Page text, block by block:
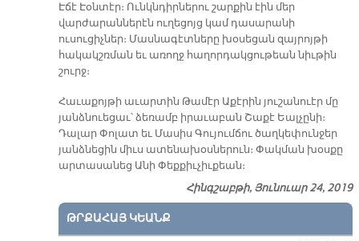
Էճէ Էօնտէր։ Ունկնդիրներու շարքին էին մեր
վարժարաններէն ուղեցոյց կամ դասարանի
ուսուցիչներ։ Մասնագէտները խօսեցան զայրոյթի
հակակշռման եւ առողջ հաղորդակցութեան նիւթին
շուրջ։
Հաւաքոյթի աւարտին Թամէր Աքէրին յուշանուէր մը
յանձնուեցաւ՝ ձեռամբ իրաւաբան Շաքէ Եալչընի։
Դալար Փոլատ եւ Մասիս Գույումճու ծաղկեփունջեր
յանձնեցին միւս ատենախօսներուն։ Փակման խօսքը
արտասանեց Անի Փեքքիւչիւքեան։
Հինգշաբթի, Յունուար 24, 2019
ԹՐՔԱՀԱՅ ԿԵԱՆՔ